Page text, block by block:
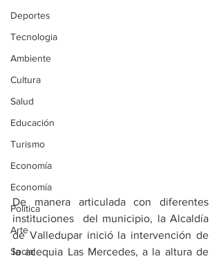
Deportes
Tecnologia
Ambiente
Cultura
Salud
Educación
Turismo
Economía
Economía
Política
Arte
Social
De manera articulada con diferentes
instituciones  del municipio, la Alcaldía
de Valledupar inició la intervención de
la acequia Las Mercedes, a la altura de